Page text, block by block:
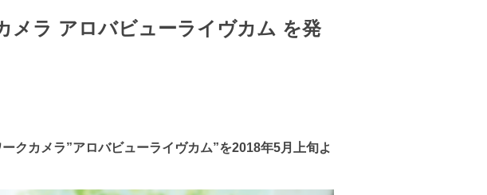
メラ アロバビューライヴカム を発
クカメラ”アロバビューライヴカム”を2018年5月上旬よ